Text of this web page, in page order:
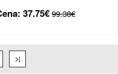
Rokav
37.75€ 99.38€
>|